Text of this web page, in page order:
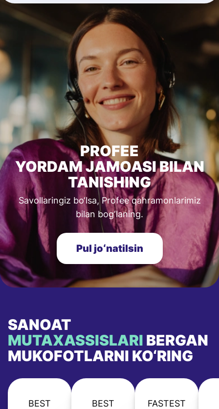
PROFEE
YORDAM JAMOASI BILAN
TANISHING
Savollaringiz bo‘lsa, Profee qahramonlarimiz
bilan bog‘laning.
Pul joʻnatilsin
SANOAT
MUTAXASSISLARI BERGAN
MUKOFOTLARNI KO‘RING
BEST BEST
FASTEST